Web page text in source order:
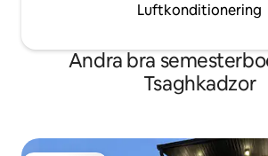
Luftkonditionering
Andra bra
Tsaghkadzor